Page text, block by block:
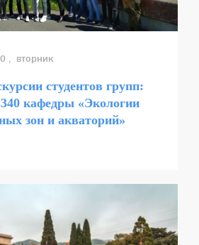
, вторник
студентов групп:
кафедры «Экологии
зон и акваторий»